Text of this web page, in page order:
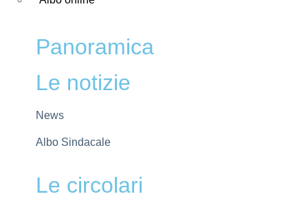
Panoramica
Le notizie
News
Albo Sindacale
Le circolari